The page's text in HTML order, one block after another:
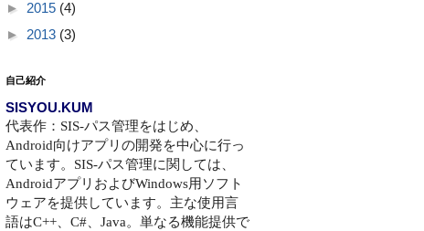
► 2015 (4)
► 2013 (3)
自己紹介
SISYOU.KUM
代表作：SIS-パス管理をはじめ、
Android向けアプリの開発を中心に行っ
ています。SIS-パス管理に関しては、
AndroidアプリおよびWindows用ソフト
ウェアを提供しています。主な使用言
語はC++、C#、Java。単なる機能提供で